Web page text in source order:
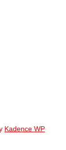
Kadence WP